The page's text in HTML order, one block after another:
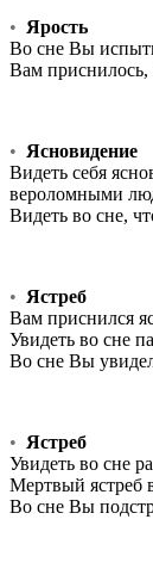
• Ярость
Во сне Вы
Вам приснилось,
• Ясновидение
Видеть себя
вероломными
Видеть во сне,
• Ястреб
Вам приснился
Увидеть во сне
Во сне Вы
• Ястреб
Увидеть во сне
Мертвый ястреб
Во сне Вы